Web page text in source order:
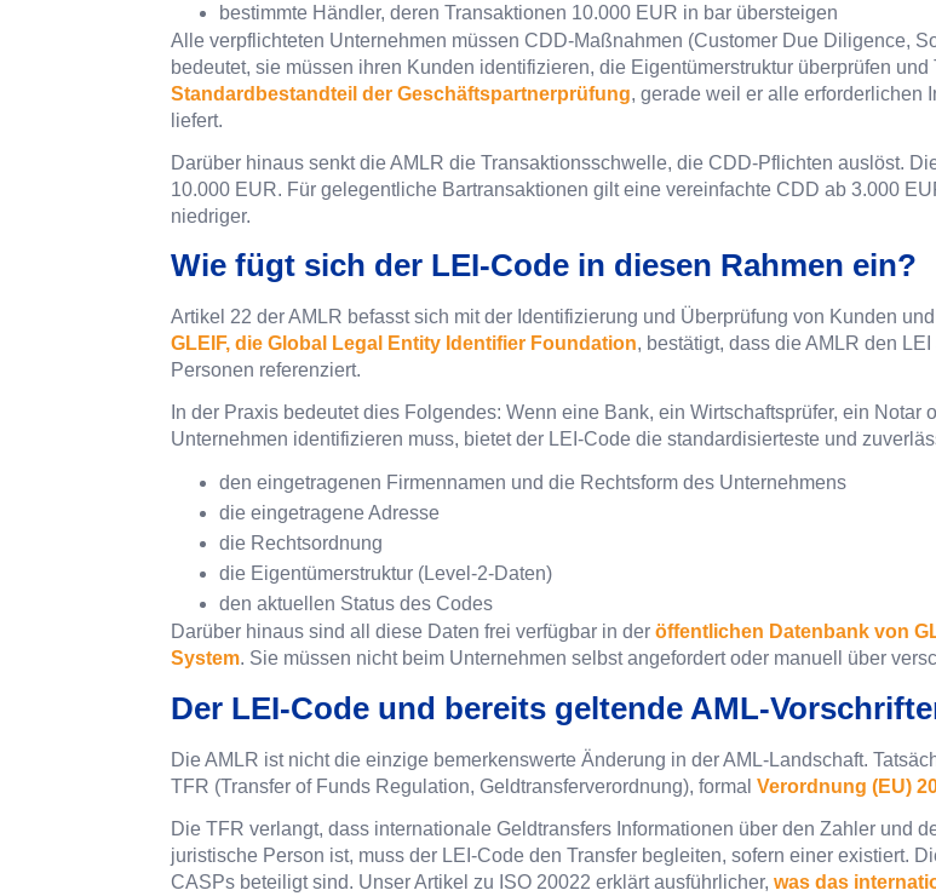
bestimmte Händler, deren Transaktionen 10.000 EUR in bar übersteigen
Alle verpflichteten Unternehmen müssen CDD-Maßnahmen (Customer Due Diligence,
bedeutet, sie müssen ihren Kunden identifizieren, die Eigentümerstruktur überprüfen
Standardbestandteil der Geschäftspartnerprüfung, gerade weil er alle erforderlichen
liefert.
Darüber hinaus senkt die AMLR die Transaktionsschwelle, die CDD-Pflichten auslöst.
10.000 EUR. Für gelegentliche Bartransaktionen gilt eine vereinfachte CDD ab 3.000
niedriger.
Wie fügt sich der LEI-Code in diesen Rahmen ein?
Artikel 22 der AMLR befasst sich mit der Identifizierung und Überprüfung von Kunden
GLEIF, die Global Legal Entity Identifier Foundation, bestätigt, dass die AMLR den
Personen referenziert.
In der Praxis bedeutet dies Folgendes: Wenn eine Bank, ein Wirtschaftsprüfer, ein
Unternehmen identifizieren muss, bietet der LEI-Code die standardisierteste und
den eingetragenen Firmennamen und die Rechtsform des Unternehmens
die eingetragene Adresse
die Rechtsordnung
die Eigentümerstruktur (Level-2-Daten)
den aktuellen Status des Codes
Darüber hinaus sind all diese Daten frei verfügbar in deröffentlichen Datenbank von
System. Sie müssen nicht beim Unternehmen selbst angefordert oder manuell über
Der LEI-Code und bereits geltende AML-
Die AMLR ist nicht die einzige bemerkenswerte Änderung in der AML-Landschaft.
TFR (Transfer of Funds Regulation, Geldtransferverordnung), formalVerordnung (EU)
Die TFR verlangt, dass internationale Geldtransfers Informationen über den Zahler und
juristische Person ist, muss der LEI-Code den Transfer begleiten, sofern einer existiert.
CASPs beteiligt sind. Unser Artikel zu ISO 20022 erklärt ausführlicher,was das